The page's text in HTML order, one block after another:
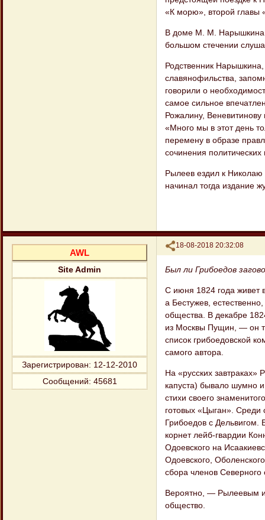
«К морю», второй главы
В доме М. М. Нарышкина
большом стечении
Родственник
славянофильства,
говорили о
самое сильное
Рожалину,
«Много мы в этот день
перемену в образе
сочинения политических
Рылеев ездил к
начинал тогда издание
Поделиться
18-08-2018 20:32:08
AWL
Site Admin
Зарегистрирован: 12-12-2010
Сообщений: 45681
Был ли Грибоедов
С июня 1824 года живет
а Бестужев,
общества. В декабре
из Москвы Пущин, — он
список грибоедовской
самого автора.
На «русских
капуста) бывало шумно
стихи своего
готовых «Цыган».
Грибоедов с
корнет лейб-гвардии
Одоевского на
Одоевского,
сбора членов Северного
Вероятно, — Рылеевым
общество.